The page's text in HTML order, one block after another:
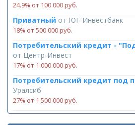
24.9% от 100 000 руб.
Приватный от ЮГ-Инвестбанк
18% от 500 000 руб.
Потребительский кредит -
от Центр-Инвест
17% от 1 000 000 руб.
Потребительский кредит под
Уралсиб
27% от 1 500 000 руб.